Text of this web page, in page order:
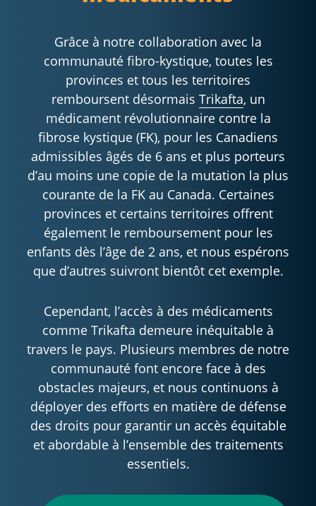
Grâce à notre collaboration avec la
communauté fibro-kystique, toutes les
provinces et tous les territoires
remboursent désormais Trikafta, un
médicament révolutionnaire contre la
fibrose kystique (FK), pour les Canadiens
admissibles âgés de 6 ans et plus porteurs
d’au moins une copie de la mutation la plus
courante de la FK au Canada. Certaines
provinces et certains territoires offrent
également le remboursement pour les
enfants dès l’âge de 2 ans, et nous espérons
que d’autres suivront bientôt cet exemple.
Cependant, l’accès à des médicaments
comme Trikafta demeure inéquitable à
travers le pays. Plusieurs membres de notre
communauté font encore face à des
obstacles majeurs, et nous continuons à
déployer des efforts en matière de défense
des droits pour garantir un accès équitable
et abordable à l’ensemble des traitements
essentiels.